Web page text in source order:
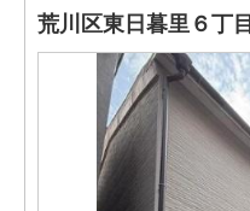
荒川区東日暮里６丁